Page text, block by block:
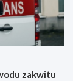
zakwitu